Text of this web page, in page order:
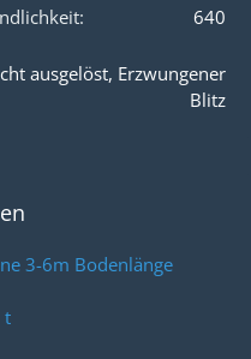
640
ausgelöst, Erzwungener
Blitz
3-6m Bodenlänge
t